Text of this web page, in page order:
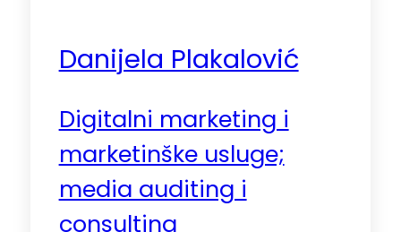
Danijela Plakalović
Digitalni marketing i
marketinške usluge;
media auditing i
consulting